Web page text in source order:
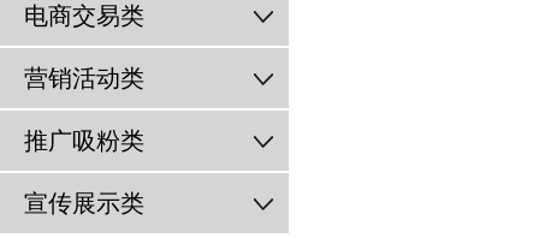
电商交易类
营销活动类
推广吸粉类
宣传展示类